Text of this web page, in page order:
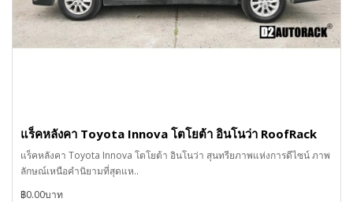
แร็คหลังคา Toyota Innova โตโยต้า อินโนว่า RoofRack
แร็คหลังคา Toyota Innova โตโยต้า อินโนว่า สุนทรียภาพแห่งการดีไซน์ ภาพ
ลักษณ์เหนือคำนิยามที่สุดแห..
฿0.00บาท